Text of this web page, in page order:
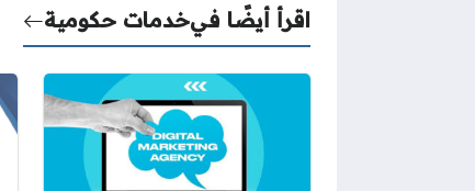
اقرأ أيضًا فيخدمات حكومية